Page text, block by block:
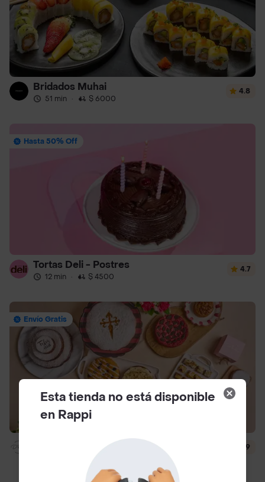
Bridados Muhai
51 min · $ 6000
4.8
Hasta 50% Off
Tortas Deli - Postres
12 min · $ 4500
4.7
Envío Gratis
Dlili By Liliana Arango
$ 4500
4.9
Esta tienda no está disponible
en Rappi